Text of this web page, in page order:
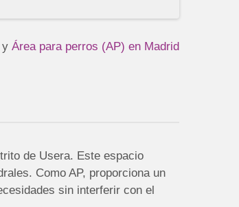
y Área para perros (AP) en Madrid
de Usera. Este espacio
Como AP, proporciona un
sin interferir con el